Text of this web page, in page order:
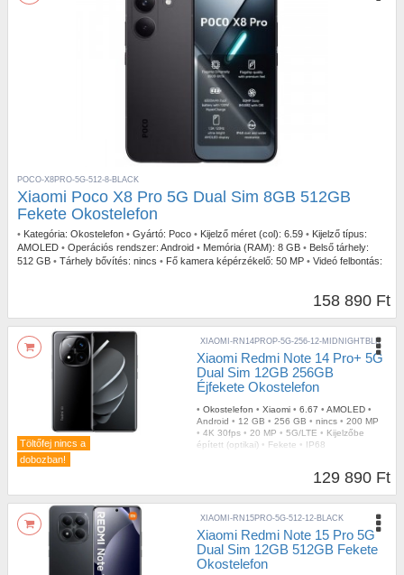
POCO-X8PRO-5G-512-8-BLACK
Xiaomi Poco X8 Pro 5G Dual Sim 8GB 512GB
Fekete Okostelefon
• Kategória: Okostelefon • Gyártó: Poco • Kijelző méret (col): 6.59 • Kijelző típus:
AMOLED • Operációs rendszer: Android • Memória (RAM): 8 GB • Belső tárhely:
512 GB • Tárhely bővítés: nincs • Fő kamera képérzékelő: 50 MP • Videó felbontás:
158 890 Ft
Töltőfej nincs a
dobozban!
XIAOMI-RN14PROP-5G-256-12-MIDNIGHTBLK
Xiaomi Redmi Note 14 Pro+ 5G
Dual Sim 12GB 256GB
Éjfekete Okostelefon
• Okostelefon • Xiaomi • 6.67 • AMOLED •
Android • 12 GB • 256 GB • nincs • 200 MP
• 4K 30fps • 20 MP • 5G/LTE • Kijelzőbe
épített (optikai) • Fekete • IP68
129 890 Ft
XIAOMI-RN15PRO-5G-512-12-BLACK
Xiaomi Redmi Note 15 Pro 5G
Dual Sim 12GB 512GB Fekete
Okostelefon